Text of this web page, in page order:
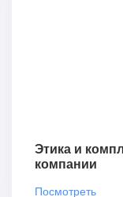
Этика и
компании
Посмотреть